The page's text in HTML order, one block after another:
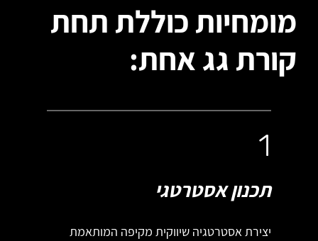
מומחיות כוללת תחת
קורת גג אחת:
1
תכנון אסטרטגי
יצירת אסטרטגיה שיווקית מקיפה המותאמת